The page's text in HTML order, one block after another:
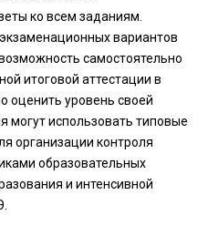
ко всем заданиям.
вариантов
самостоятельно
итоговой аттестации в
оценить уровень своей
могут использовать типовые
организации контроля
образовательных
и интенсивной